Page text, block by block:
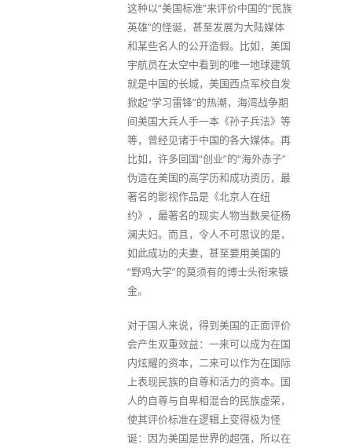
这种以“美国标准”来评价中国的“民族
英雄”的怪诞，甚至发展为大陆媒体
和某些名人的公开造假。比如，美国
宇航员在太空中看到的唯一地球建筑
就是中国的长城，美国西点军校自发
掀起“学习雷锋”的热潮，海湾战争期
间美国大兵人手一本《孙子兵法》等
等，曾经见诸于中国的各大媒体。再
比如，许多回国“创业”的“海外赤子”
伪造在美国的高学历和成功资历，最
著名的影视作品是《北京人在纽
约》，最著名的现实人物当数吴征杨
澜夫妇。而且，令人不可思议的是，
如此成功的夫妻，甚至要用美国的
“野鸡大学”的莫须有的博士头衔来镀
金。
对于国人来说，得到美国的正面评价
会产生双重效益：一来可以成为在国
内炫耀的资本，二来可以作为在国际
上表现民族的自尊和活力的资本。国
人的自尊与自卑相混合的民族虚荣，
使其评价标准在逻辑上变得极为怪
诞：因为美国是世界的超强，所以在